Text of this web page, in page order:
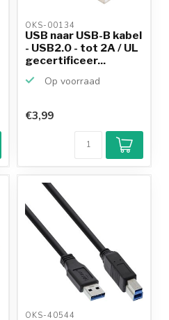
OKS-00134
USB naar USB-B kabel
- USB2.0 - tot 2A / UL
gecertificeer...
Op voorraad
€3,99
OKS-40544